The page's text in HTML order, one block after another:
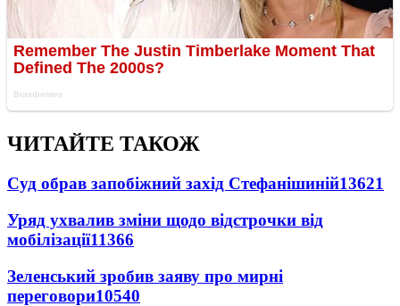
ЧИТАЙТЕ ТАКОЖ
Суд обрав запобіжний захід Стефанішиній13621
Уряд ухвалив зміни щодо відстрочки від
мобілізації11366
Зеленський зробив заяву про мирні
переговори10540